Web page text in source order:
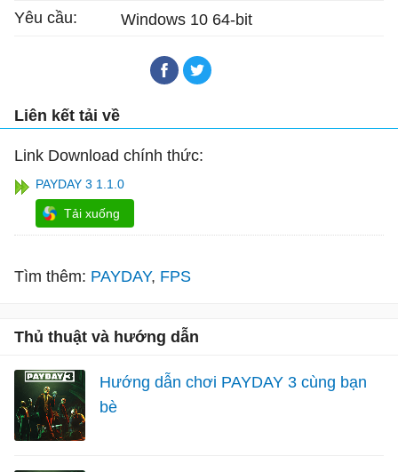
Yêu cầu:
Windows 10 64-bit
Liên kết tải về
Link Download chính thức:
PAYDAY 3 1.1.0
Tải xuống
Tìm thêm: PAYDAY FPS
Thủ thuật và hướng dẫn
Hướng dẫn chơi PAYDAY 3 cùng bạn
bè